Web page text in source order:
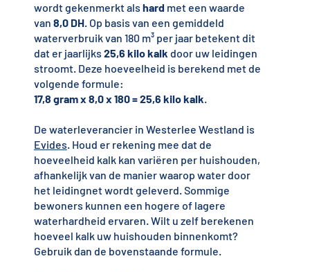
wordt gekenmerkt als hard met een waarde
van 8,0 DH. Op basis van een gemiddeld
waterverbruik van 180 m³ per jaar betekent dit
dat er jaarlijks 25,6 kilo kalk door uw leidingen
stroomt. Deze hoeveelheid is berekend met de
volgende formule:
17,8 gram x 8,0 x 180 = 25,6 kilo kalk.
De waterleverancier in Westerlee Westland is
Evides. Houd er rekening mee dat de
hoeveelheid kalk kan variëren per huishouden,
afhankelijk van de manier waarop water door
het leidingnet wordt geleverd. Sommige
bewoners kunnen een hogere of lagere
waterhardheid ervaren. Wilt u zelf berekenen
hoeveel kalk uw huishouden binnenkomt?
Gebruik dan de bovenstaande formule.